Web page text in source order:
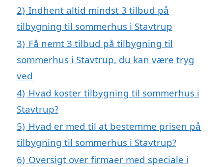
2) Indhent altid mindst 3 tilbud på
tilbygning til sommerhus i Stavtrup
3) Få nemt 3 tilbud på tilbygning til
sommerhus i Stavtrup, du kan være tryg
ved
4) Hvad koster tilbygning til sommerhus i
Stavtrup?
5) Hvad er med til at bestemme prisen på
tilbygning til sommerhus i Stavtrup?
6) Oversigt over firmaer med speciale i